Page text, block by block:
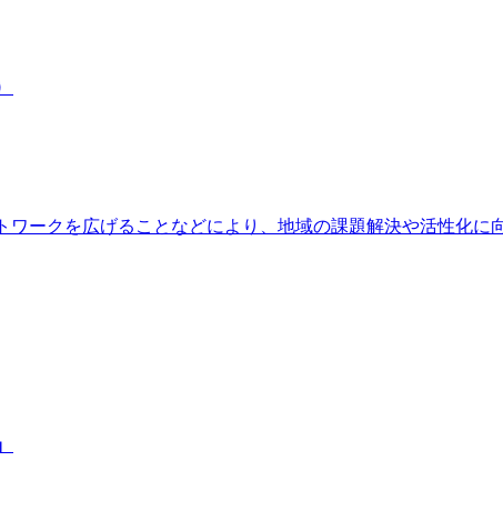
ークを広げることなどにより、地域の課題解決や活性化に